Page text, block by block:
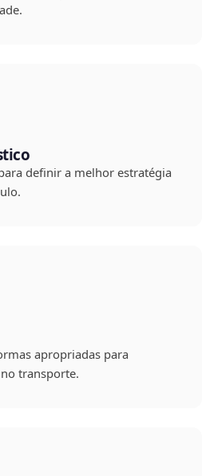
definir a melhor estratégia
apropriadas para
transporte.